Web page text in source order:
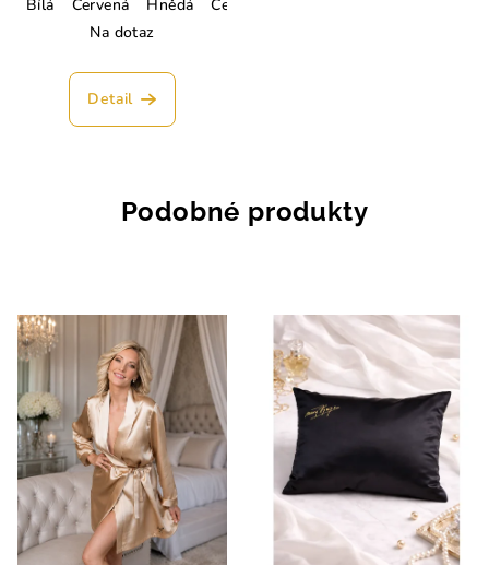
Bílá Červená Hnědá Černá
Na dotaz
Detail
Podobné produkty